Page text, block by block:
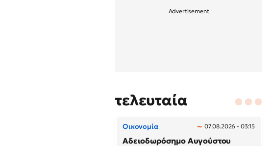
τελευταία
Οικονομία 07.08.2026 - 03:15
Αδειοδωρόσημο Αυγούστου